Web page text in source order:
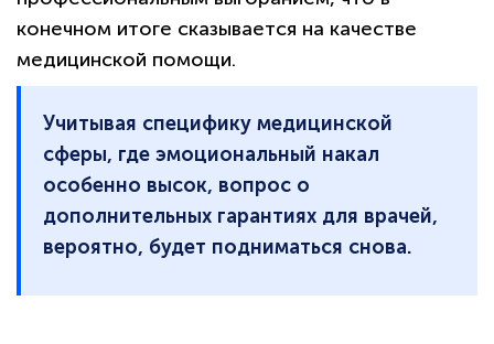
конечном итоге сказывается на качестве
медицинской помощи.
Учитывая специфику медицинской
сферы, где эмоциональный накал
особенно высок, вопрос о
дополнительных гарантиях для врачей,
вероятно, будет подниматься снова.